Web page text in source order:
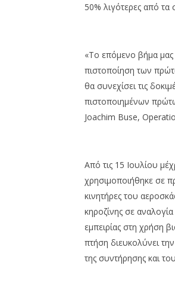
50% λιγότερες από τα
«Το επόμενο βήμα μας
πιστοποίηση των
θα συνεχίσει τις
πιστοποιημένων
Joachim Buse,
Aπό τις 15 Ιουλίου
χρησιμοποιήθηκε σε
κινητήρες του
κηροζίνης σε
εμπειρίας στη χρήση
πτήση διευκολύνει
της συντήρησης και